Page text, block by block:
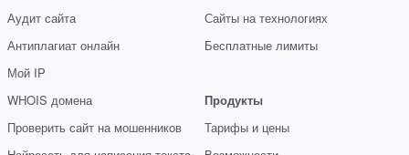
Аудит сайта
Антиплагиат онлайн
Мой IP
WHOIS домена
Проверить сайт на мошенников
Сайты на технологиях
Бесплатные лимиты
Продукты
Тарифы и цены